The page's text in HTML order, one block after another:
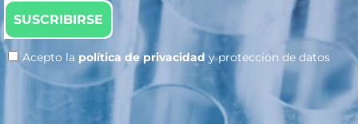
Acepto la política de privacidad y protección de datos
SUSCRIBIRSE